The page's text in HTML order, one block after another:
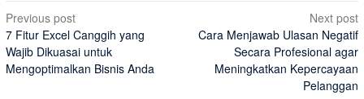
Post
navigation
Previous post
7 Fitur Excel Canggih yang
Wajib Dikuasai untuk
Mengoptimalkan Bisnis Anda
Next post
Cara Menjawab Ulasan Negatif
Secara Profesional agar
Meningkatkan Kepercayaan
Pelanggan